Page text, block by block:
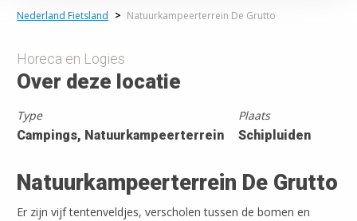
Nederland Fietsland > Natuurkampeerterrein De Grutto
Horeca en Logies
Over deze locatie
Type
Campings, Natuurkampeerterrein
Plaats
Schipluiden
Natuurkampeerterrein De Grutto
Er zijn vijf tentenveldjes, verscholen tussen de bomen en